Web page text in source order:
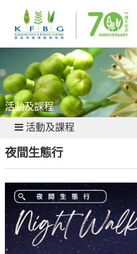
活動及課程
活動及課程
夜間生態行